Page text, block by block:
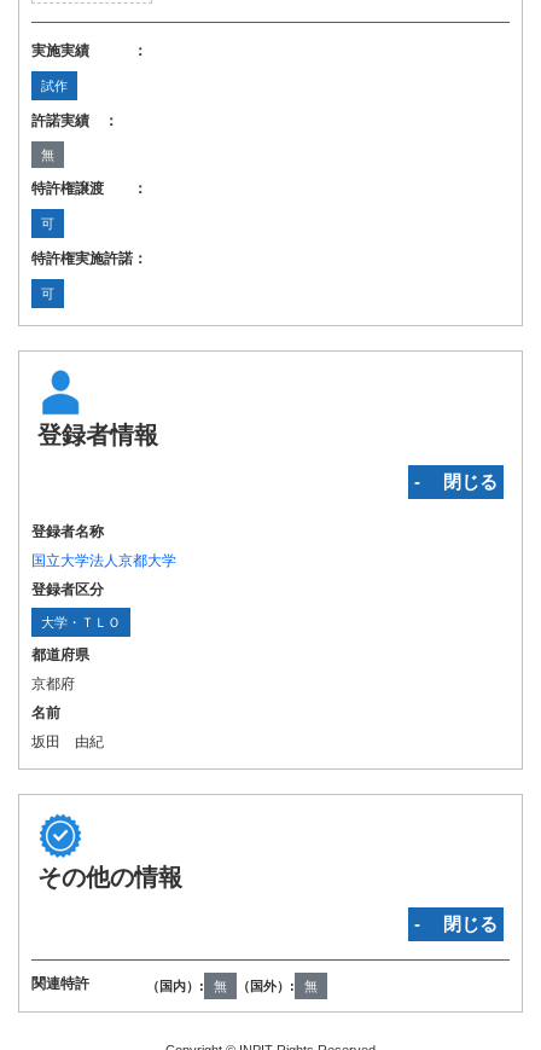
実施実績 ：
試作
許諾実績 ：
無
特許権譲渡 ：
可
特許権実施許諾：
可
登録者情報
‐ 閉じる
登録者名称
国立大学法人京都大学
登録者区分
大学・ＴＬＯ
都道府県
京都府
名前
坂田 由紀
その他の情報
‐ 閉じる
関連特許 （国内）: 無 （国外）: 無